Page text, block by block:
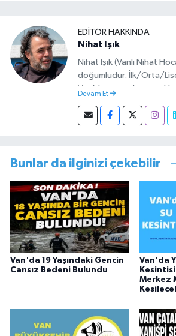
EDITÖR HAKKINDA
Nihat Işık
Nihat Işık (Vanlı Nihat
doğumludur. İlk/Orta/
Van’da tamamlamıştır.
başlamıştır. Asteğmen
görevi dönüşü Van
görevini yürütürken istifa
tercih etmiştir.
Devam Et
Bunlar da ilginizi çekebilir
Van'da 19 Yaşındaki Gencin
Cansız Bedeni Bulundu
Van'da
Merkez